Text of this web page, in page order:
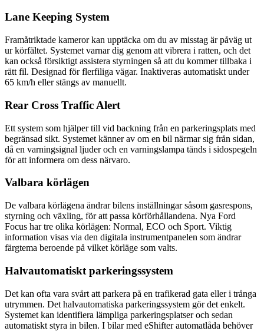
Lane Keeping System
Framåtriktade kameror kan upptäcka om du av misstag är påväg ut
ur körfältet. Systemet varnar dig genom att vibrera i ratten, och det
kan också försiktigt assistera styrningen så att du kommer tillbaka i
rätt fil. Designad för flerfiliga vägar. Inaktiveras automatiskt under
65 km/h eller stängs av manuellt.
Rear Cross Traffic Alert
Ett system som hjälper till vid backning från en parkeringsplats med
begränsad sikt. Systemet känner av om en bil närmar sig från sidan,
då en varningsignal ljuder och en varningslampa tänds i sidospegeln
för att informera om dess närvaro.
Valbara körlägen
De valbara körlägena ändrar bilens inställningar såsom gasrespons,
styrning och växling, för att passa körförhållandena. Nya Ford
Focus har tre olika körlägen: Normal, ECO och Sport. Viktig
information visas via den digitala instrumentpanelen som ändrar
färgtema beroende på vilket körläge som valts.
Halvautomatiskt parkeringssystem
Det kan ofta vara svårt att parkera på en trafikerad gata eller i trånga
utrymmen. Det halvautomatiska parkeringssystem gör det enkelt.
Systemet kan identifiera lämpliga parkeringsplatser och sedan
automatiskt styra in bilen. I bilar med eShifter automatlåda behöver